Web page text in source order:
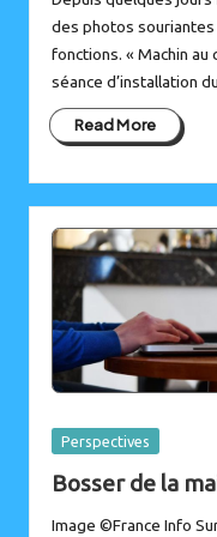
des photos souriantes
fonctions. « Machin au
séance d’installation
Read More
Posted
Perspectives
Bosser de la
Image ©France Info